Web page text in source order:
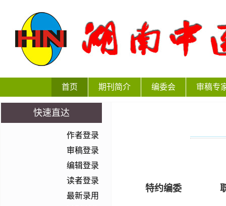
首页 期刊简介 编委会 审稿专
快速直达
作者登录
审稿登录
编辑登录
读者登录
最新录用
特约编委